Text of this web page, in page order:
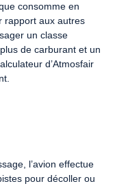
consomme en
rapport aux autres
un classe
de carburant et un
d’Atmosfair
l’avion effectue
pour décoller ou